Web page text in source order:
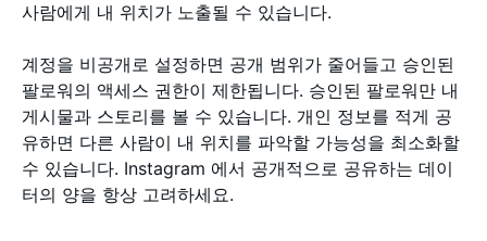
사람에게 내 위치가 노출될 수 있습니다.
계정을 비공개로 설정하면 공개 범위가 줄어들고 승인된
팔로워의 액세스 권한이 제한됩니다. 승인된 팔로워만 내
게시물과 스토리를 볼 수 있습니다. 개인 정보를 적게 공
유하면 다른 사람이 내 위치를 파악할 가능성을 최소화할
수 있습니다. Instagram 에서 공개적으로 공유하는 데이
터의 양을 항상 고려하세요.